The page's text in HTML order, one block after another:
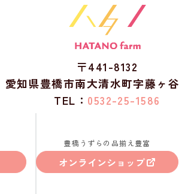
〒441-8132
愛知県豊橋市南大清水町字藤ヶ
TEL： 0532-25-1586
豊橋うずらの品揃え豊富
オンラインショップ